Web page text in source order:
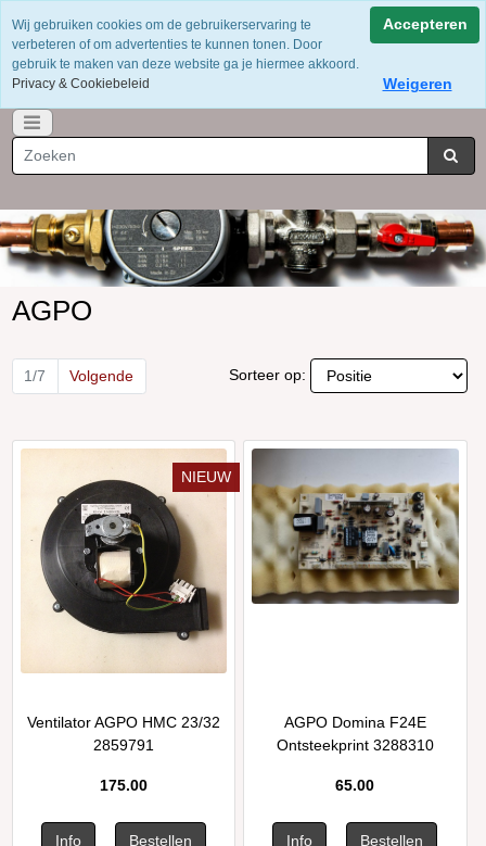
Voor 12 uur besteld = dezelfde dag verzonden
Gratis verzending vanaf €75
Whatsapp 06-49141184
AGPO
Sorteer op:
1/7 Volgende
NIEUW
Ventilator AGPO HMC 23/32
2859791
175.00
AGPO Domina F24E
Ontsteekprint 3288310
65.00
Wij gebruiken cookies om de gebruikerservaring te
verbeteren of om advertenties te kunnen tonen. Door
gebruik te maken van deze website ga je hiermee akkoord.
Privacy & Cookiebeleid
Accepteren
Weigeren